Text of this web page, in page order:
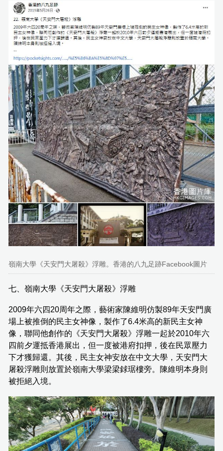
嶺南大學《天安門大屠殺》浮雕。香港的八九足跡Facebook圖片
七、嶺南大學《天安門大屠殺》浮雕
2009年六四20周年之際，藝術家陳維明仿製89年天安門廣
場上被推倒的民主女神像，製作了6.4米高的新民主女神
像，聯同他創作的《天安門大屠殺》浮雕一起於2010年六
四前夕運抵香港展出，但一度被港府扣押，後在民眾壓力
下才獲歸還。其後，民主女神安放在中文大學，天安門大
屠殺浮雕則放置於嶺南大學梁梁銶琚樓旁。陳維明本身則
被拒絕入境。